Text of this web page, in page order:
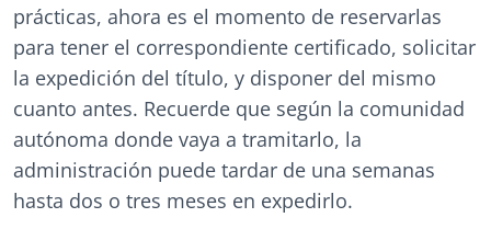
prácticas, ahora es el momento de reservarlas
para tener el correspondiente certificado, solicitar
la expedición del título, y disponer del mismo
cuanto antes. Recuerde que según la comunidad
autónoma donde vaya a tramitarlo, la
administración puede tardar de una semanas
hasta dos o tres meses en expedirlo.